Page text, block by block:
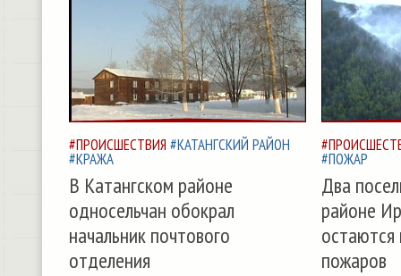
#ПРОИСШЕСТВИЯ #КАТАНГСКИЙ РАЙОН
#КРАЖА
В Катангском районе
односельчан обокрал
начальник почтового
отделения
#ПОЖАР
Два
районе
остаются
пожаров